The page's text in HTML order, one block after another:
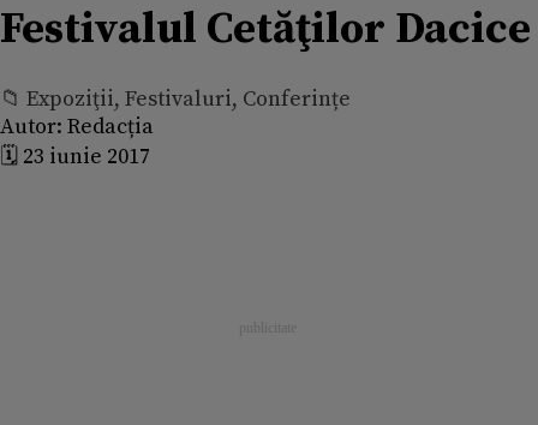
Festivalul Cetăţilor Dacice
📁 Expoziţii, Festivaluri, Conferințe
Autor: Redacția
🗓️ 23 iunie 2017